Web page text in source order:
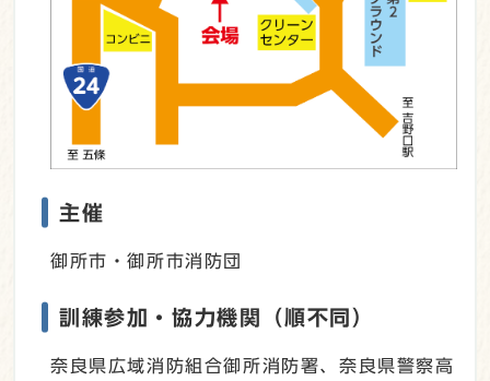
主催
御所市・御所市消防団
訓練参加・協力機関（順不同）
奈良県広域消防組合御所消防署、奈良県警察高